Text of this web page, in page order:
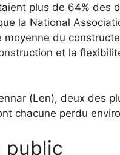
plus de 64% des
la National
du
et la
(Len), deux des
chacune perdu
public